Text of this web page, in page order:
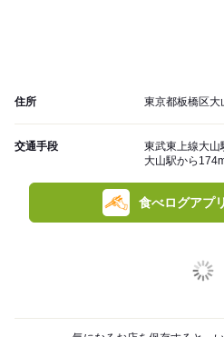
住所 東京都板橋区大
交通手段
東武東上線大山
大山駅から
食べログアプ